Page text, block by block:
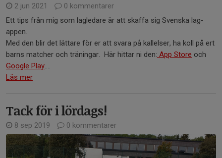
2 jun 2021
0 kommentarer
Ett tips från mig som lagledare är att skaffa sig Svenska lag-
appen.
Med den blir det lättare för er att svara på kallelser, ha koll på ert
barns matcher och träningar. Här hittar ni den: App Store och
Google Play....
Läs mer
Tack för i lördags!
8 sep 2019 0 kommentarer